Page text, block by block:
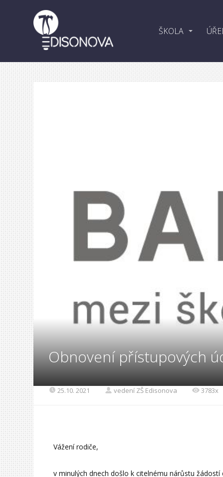
ŠKOLA
Obnovení přístupových
25.10. 2021 vedení ZŠ Edisonova 3783x
Vážení rodiče,
v minulých dnech došlo k citelnému nárůstu